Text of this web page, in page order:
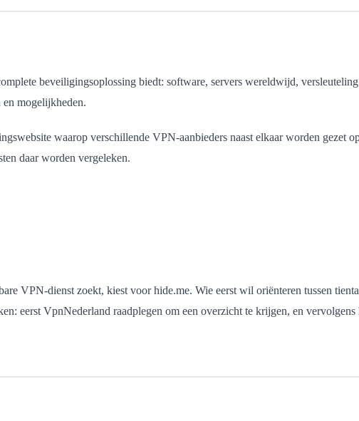
beveiligingsoplossing biedt: software, servers wereldwijd,
mogelijkheden.
waarop verschillende VPN-aanbieders naast elkaar worden gezet
daar worden vergeleken.
VPN-dienst zoekt, kiest voor hide.me. Wie eerst wil oriënteren tussen
eerst VpnNederland raadplegen om een overzicht te krijgen, en